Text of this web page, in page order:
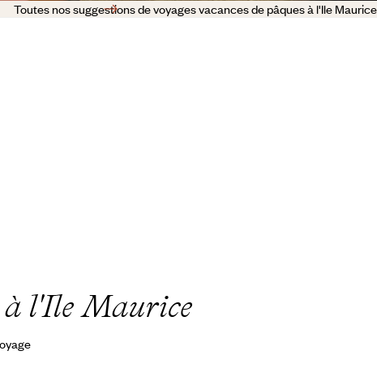
Toutes nos suggestions de voyages vacances de pâques à l'Ile Maurice
à l'Ile Maurice